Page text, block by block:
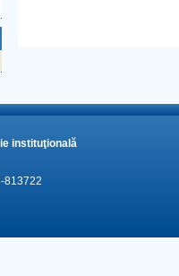
instituţională
813722